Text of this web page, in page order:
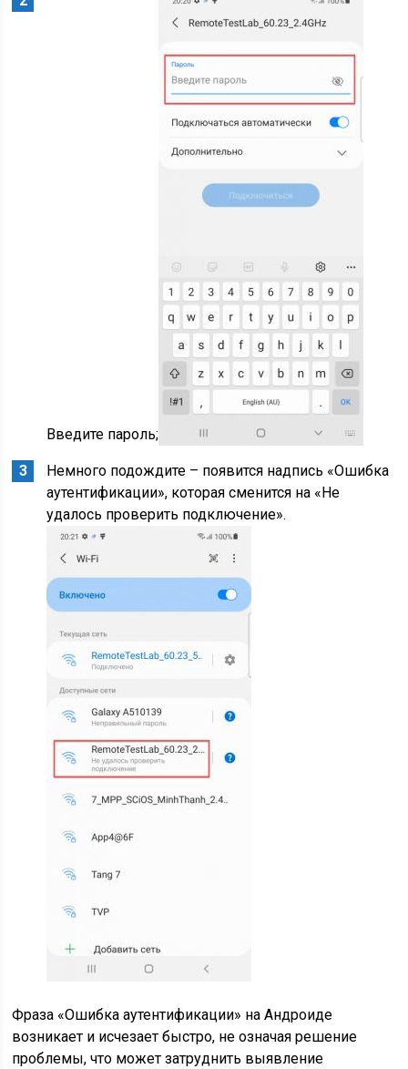
Введите пароль;
Немного подождите – появится надпись «Ошибка
аутентификации», которая сменится на «Не
удалось проверить подключение».
Фраза «Ошибка аутентификации» на Андроиде
возникает и исчезает быстро, не означая решение
проблемы, что может затруднить выявление